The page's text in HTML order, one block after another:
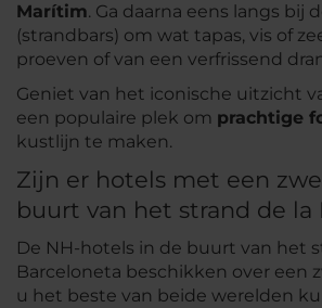
Marítim. Ga daarna eens langs bij
(strandbars) om wat tapas, vis of
proeven of van een verfrissend
Geniet van het iconische uitzicht
een populaire plek om prachtige
kustlijn te maken.
Zijn er hotels met een
buurt van het strand de la
De NH-hotels in de buurt van het
Barceloneta beschikken over een
u het beste van beide werelden